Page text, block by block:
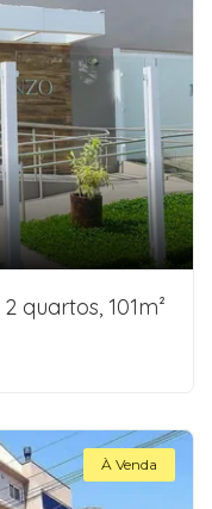
quartos, 101m²
À Venda